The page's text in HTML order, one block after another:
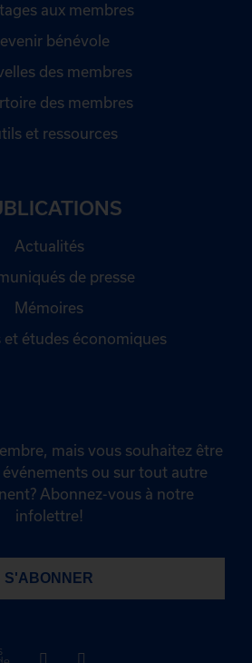
aux membres
bénévole
des membres
des membres
et ressources
Actualités
de presse
Mémoires
et études économiques
mais vous souhaitez être
ou sur tout autre
Abonnez-vous à notre
infolettre!
S'ABONNER